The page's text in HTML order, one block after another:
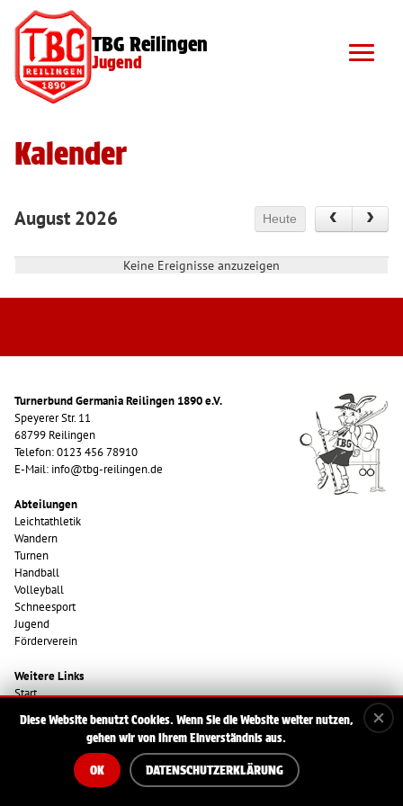
TBG Reilingen
Jugend
Kalender
August 2026 Heute
Keine Ereignisse anzuzeigen
Turnerbund Germania Reilingen 1890 e.V.
Speyerer Str. 11
68799 Reilingen
Telefon: 0123 456 78910
E-Mail: info@tbg-reilingen.de
Abteilungen
Leichtathletik
Wandern
Turnen
Handball
Volleyball
Schneesport
Jugend
Förderverein
Weitere Links
Start
Datenschutzerklärung
Diese Website benutzt Cookies. Wenn Sie die Website weiter nutzen,
gehen wir von Ihrem Einverständnis aus.
OK DATENSCHUTZERKLÄRUNG